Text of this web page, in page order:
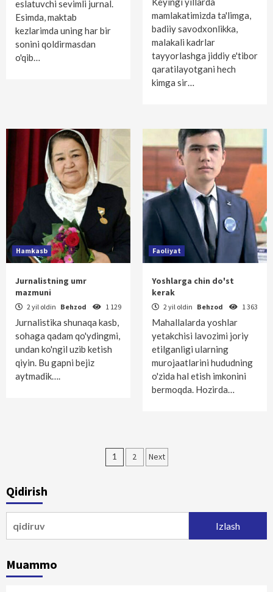
eslatuvchi sevimli jurnal.
Esimda, maktab
kezlarimda uning har bir
sonini qoldirmasdan
o'qib…
mamlakatimizda ta'limga,
badiiy savodxonlikka,
malakali kadrlar
tayyorlashga jiddiy e'tibor
qaratilayotgani hech
kimga sir…
Hamkasb
Jurnalistning umr
mazmuni
2 yil oldin Behzod 1 129
Jurnalistika shunaqa kasb,
sohaga qadam qo'ydingmi,
undan ko'ngil uzib ketish
qiyin. Bu gapni bejiz
aytmadik….
Faoliyat
Yoshlarga chin do'st
kerak
2 yil oldin Behzod 1 363
Mahallalarda yoshlar
yetakchisi lavozimi joriy
etilganligi ularning
murojaatlarini hududning
o'zida hal etish imkonini
bermoqda. Hozirda…
Maqolalar
1 2 Next
Qidirish
Muammo